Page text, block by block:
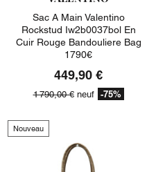
Sac A Main Valentino
Rockstud Iw2b0037bol En
Cuir Rouge Bandouliere Bag
1790€
449,90 €
1 790,00 €neuf -75%
Nouveau